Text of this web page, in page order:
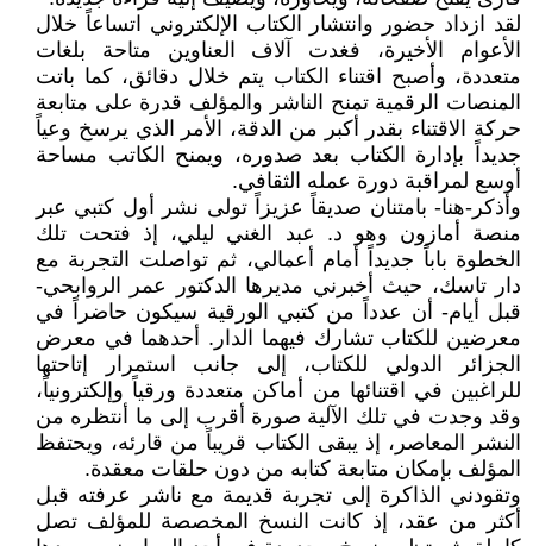
لقد ازداد حضور وانتشار الكتاب الإلكتروني اتساعاً خلال
الأعوام الأخيرة، فغدت آلاف العناوين متاحة بلغات
متعددة، وأصبح اقتناء الكتاب يتم خلال دقائق، كما باتت
المنصات الرقمية تمنح الناشر والمؤلف قدرة على متابعة
حركة الاقتناء بقدر أكبر من الدقة، الأمر الذي يرسخ وعياً
جديداً بإدارة الكتاب بعد صدوره، ويمنح الكاتب مساحة
أوسع لمراقبة دورة عمله الثقافي.
وأذكر-هنا- بامتنان صديقاً عزيزاً تولى نشر أول كتبي عبر
منصة أمازون وهو د. عبد الغني ليلي، إذ فتحت تلك
الخطوة باباً جديداً أمام أعمالي، ثم تواصلت التجربة مع
دار تاسك، حيث أخبرني مديرها الدكتور عمر الروابحي-
قبل أيام- أن عدداً من كتبي الورقية سيكون حاضراً في
معرضين للكتاب تشارك فيهما الدار. أحدهما في معرض
الجزائر الدولي للكتاب، إلى جانب استمرار إتاحتها
للراغبين في اقتنائها من أماكن متعددة ورقياً وإلكترونياً،
وقد وجدت في تلك الآلية صورة أقرب إلى ما أنتظره من
النشر المعاصر، إذ يبقى الكتاب قريباً من قارئه، ويحتفظ
المؤلف بإمكان متابعة كتابه من دون حلقات معقدة.
وتقودني الذاكرة إلى تجربة قديمة مع ناشر عرفته قبل
أكثر من عقد، إذ كانت النسخ المخصصة للمؤلف تصل